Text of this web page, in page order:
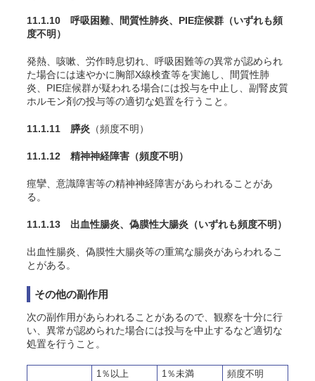
11.1.10 呼吸困難、間質性肺炎、PIE症候群 （いずれも頻
度不明）
発熱、咳嗽、労作時息切れ、呼吸困難等の異常が認められ
た場合には速やかに胸部X線検査等を実施し、間質性肺
炎、PIE症候群が疑われる場合には投与を中止し、副腎皮質
ホルモン剤の投与等の適切な処置を行うこと。
11.1.11 膵炎 （頻度不明）
11.1.12 精神神経障害 （頻度不明）
痙攣、意識障害等の精神神経障害があらわれることがあ
る。
11.1.13 出血性腸炎、偽膜性大腸炎 （いずれも頻度不明）
出血性腸炎、偽膜性大腸炎等の重篤な腸炎があらわれるこ
とがある。
その他の副作用
次の副作用があらわれることがあるので、観察を十分に行
い、異常が認められた場合には投与を中止するなど適切な
処置を行うこと 。
1％以上 1％未満
頻度不明